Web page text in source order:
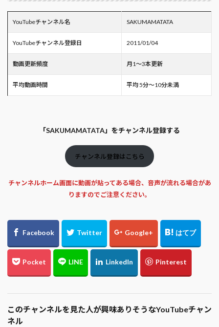
YouTubeチャンネル名 SAKUMAMATATA
YouTubeチャンネル登録日 2011/01/04
動画更新頻度 月1～3本更新
平均動画時間 平均 5分～10分未満
「SAKUMAMATATA」をチャンネル登録する
チャンネル登録はこちら
チャンネルホーム画面に動画が貼ってある場合、音声が流れる場合があ
りますのでご注意ください。
このチャンネルを見た人が興味ありそうなYouTubeチャン
ネル